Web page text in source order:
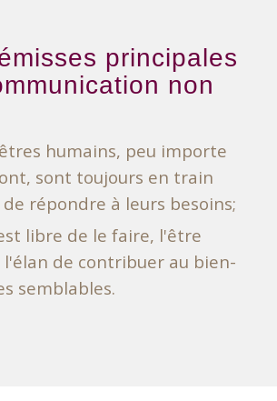
principales
non
humains, peu importe
sont toujours en train
de répondre à leurs besoins;
libre de le faire, l'être
l'élan de contribuer au bien-
semblables.